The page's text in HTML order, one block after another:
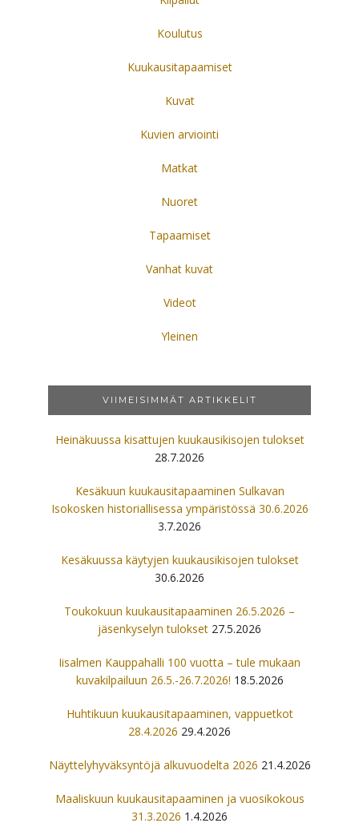
Koulutus
Kuukausitapaamiset
Kuvat
Kuvien arviointi
Matkat
Nuoret
Tapaamiset
Vanhat kuvat
Videot
Yleinen
VIIMEISIMMÄT ARTIKKELIT
Heinäkuussa kisattujen kuukausikisojen tulokset
28.7.2026
Kesäkuun kuukausitapaaminen Sulkavan
Isokosken historiallisessa ympäristössä 30.6.2026
3.7.2026
Kesäkuussa käytyjen kuukausikisojen tulokset
30.6.2026
Toukokuun kuukausitapaaminen 26.5.2026 –
jäsenkyselyn tulokset 27.5.2026
Iisalmen Kauppahalli 100 vuotta – tule mukaan
kuvakilpailuun 26.5.-26.7.2026! 18.5.2026
Huhtikuun kuukausitapaaminen, vappuetkot
28.4.2026 29.4.2026
Näyttelyhyväksyntöjä alkuvuodelta 2026 21.4.2026
Maaliskuun kuukausitapaaminen ja vuosikokous
31.3.2026 1.4.2026